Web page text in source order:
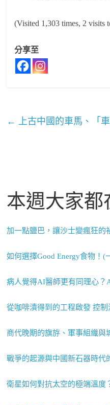
(Visited 1,303 times, 2 visits
分享至
← 上古中國的車馬、「
本週大家都
加一點鹽巴，讓沙士變瘋狂的
如何選擇Good Energy食物！(
病人覺得AI醫師更有同理心？
從咖啡漬得到的工程啟發 控
商代晚期的旗斿、軍事組織與
戰爭的起源與中國新石器時代
衛星如何對抗太空的極端溫度